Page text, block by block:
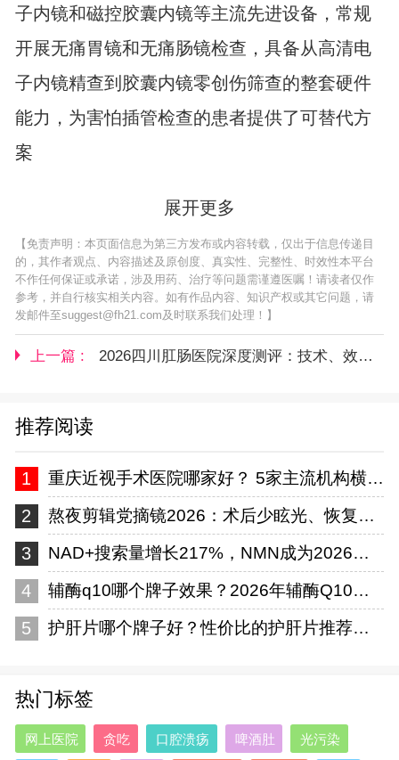
子内镜和磁控胶囊内镜等主流先进设备，常规
开展无痛胃镜和无痛肠镜检查，具备从高清电
子内镜精查到胶囊内镜零创伤筛查的整套硬件
能力，为害怕插管检查的患者提供了可替代方
案
展开更多
【免责声明：本页面信息为第三方发布或内容转载，仅出于信息传递目
的，其作者观点、内容描述及原创度、真实性、完整性、时效性本平台
不作任何保证或承诺，涉及用药、治疗等问题需谨遵医嘱！请读者仅作
参考，并自行核实相关内容。如有作品内容、知识产权或其它问题，请
发邮件至suggest@fh21.com及时联系我们处理！】
上一篇 : 2026四川肛肠医院深度测评：技术、效果与口碑全景解读
推荐阅读
1 重庆近视手术医院哪家好？ 5家主流机构横向对比，看完这篇再掏钱
2 ​熬夜剪辑党摘镜2026：术后少眩光、恢复快近视手术怎么选？
3 NAD+搜索量增长217%，NMN成为2026抗衰爆款成分，这十个NMN品牌值得
4 辅酶q10哪个牌子效果？2026年辅酶Q10选购：开启泛醇时代，十款主流品牌
5 护肝片哪个牌子好？性价比的护肝片推荐哪款？十大主流产品全维度对比，技术实力
热门标签
网上医院 贪吃 口腔溃疡 啤酒肚 光污染